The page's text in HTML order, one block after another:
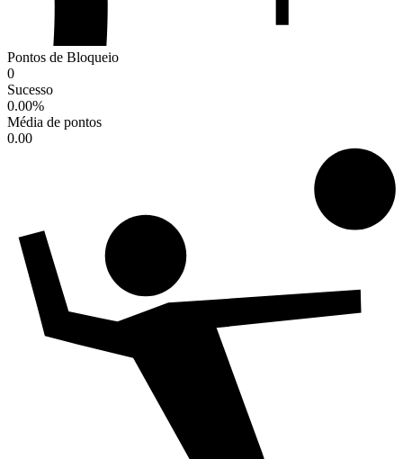
Pontos de Bloqueio
0
Sucesso
0.00%
Média de pontos
0.00